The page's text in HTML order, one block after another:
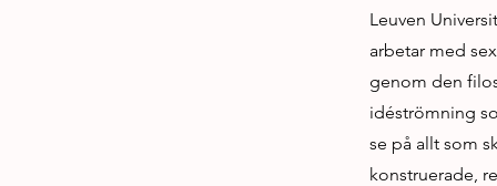
Leuven
arbetar med
genom den
idéströmning
se på allt som
konstruerade,